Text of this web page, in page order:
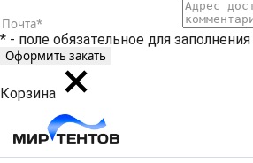
* - поле обязательное для заполнения
Корзина